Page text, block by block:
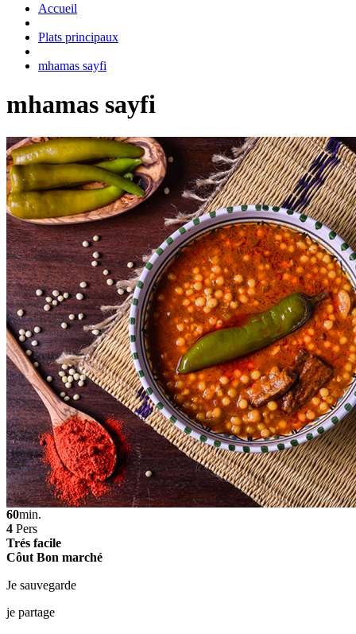
Accueil
Plats principaux
mhamas sayfi
mhamas sayfi
60min.
4 Pers
Trés facile
Côut Bon marché
Je sauvegarde
je partage